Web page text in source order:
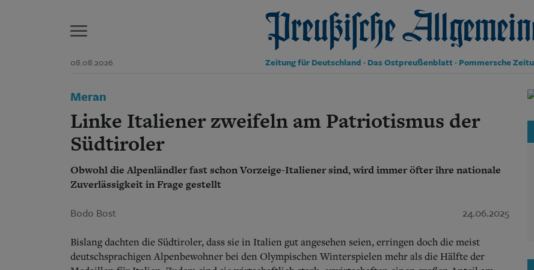
08.08.2026 Preußische Allgemeine Zeitung
Zeitung für Deutschland · Das Ostpreußenblatt · Pommersche
Start
Aktuelle Ausgabe
Abonnenten-Login
Abonnent werden
Archiv
Mediadaten
Wirtschaft
Geschichte
Danzig und Westpreußen
Bücher
Suchen und finden
Meran
Linke Italiener zweifeln am Patriotismus der
Südtiroler
Obwohl die Alpenländler fast schon Vorzeige-Italiener sind, wird immer öfter ihre nationale
Zuverlässigkeit in Frage gestellt
Bodo Bost 24.06.2025
Bislang dachten die Südtiroler, dass sie in Italien gut angesehen seien, erringen doch die meist
deutschsprachigen Alpenbewohner bei den Olympischen Winterspielen mehr als die Hälfte der